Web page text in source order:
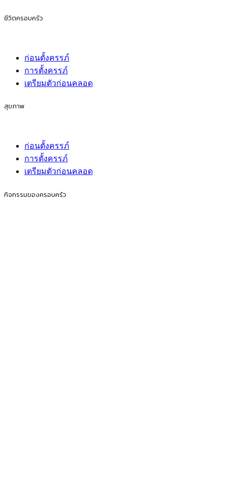
ชีวิตครอบครัว
ก่อนตั้งครรภ์
การตั้งครรภ์
เตรียมตัวก่อนคลอด
สุขภาพ
ก่อนตั้งครรภ์
การตั้งครรภ์
เตรียมตัวก่อนคลอด
กิจกรรมของครอบครัว